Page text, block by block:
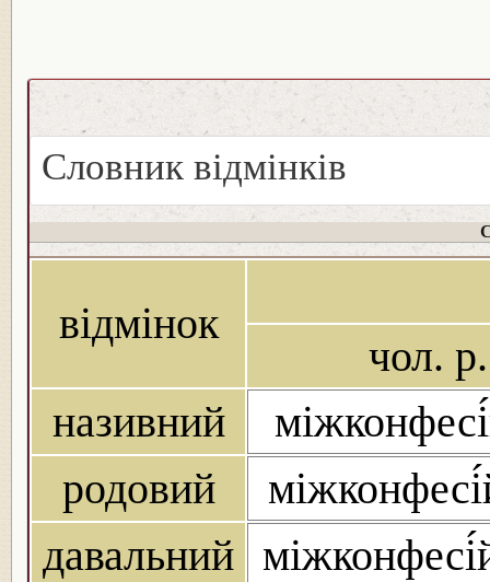
Словник відмінків
відмінок
чол. р.
називний
родовий
давальний